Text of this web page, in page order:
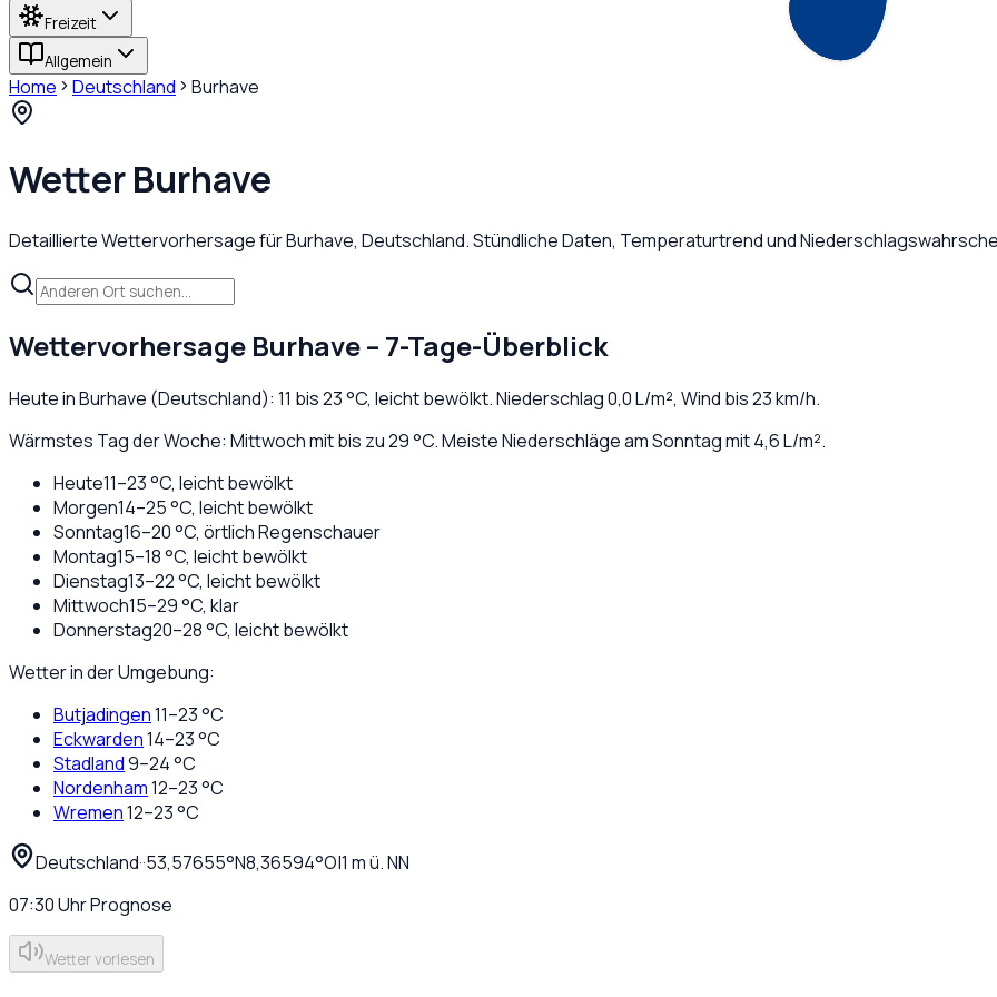
Freizeit
Allgemein
Home Deutschland Burhave
WetterBurhave
Detaillierte Wettervorhersage fürBurhave, Deutschland. Stündliche Daten, Temperaturtrend und
Wettervorhersage Burhave– 7-Tage-Überblick
Heute inBurhave (Deutschland): 11 bis23°C, leicht bewölkt. Niederschlag0,0L/m², Wind bis23km/h.
Wärmstes Tag der Woche: Mittwoch mit bis zu 29 °C. Meiste Niederschläge am Sonntag mit 4,6 L/m².
Heute11–23°C, leicht bewölkt
Morgen14–25°C, leicht bewölkt
Sonntag16–20°C, örtlich Regenschauer
Montag15–18°C, leicht bewölkt
Dienstag13–22°C, leicht bewölkt
Mittwoch15–29°C, klar
Donnerstag20–28°C, leicht bewölkt
Wetter in der Umgebung:
Butjadingen11–23°C
Eckwarden14–23°C
Stadland9–24°C
Nordenham12–23°C
Wremen12–23°C
Deutschland··53,57655°N8,36594°O|1 m ü. NN
07:30UhrPrognose
Wetter vorlesen